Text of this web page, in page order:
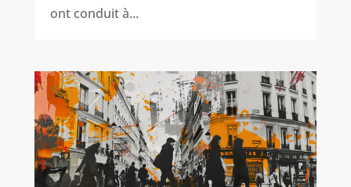
ont conduit à...